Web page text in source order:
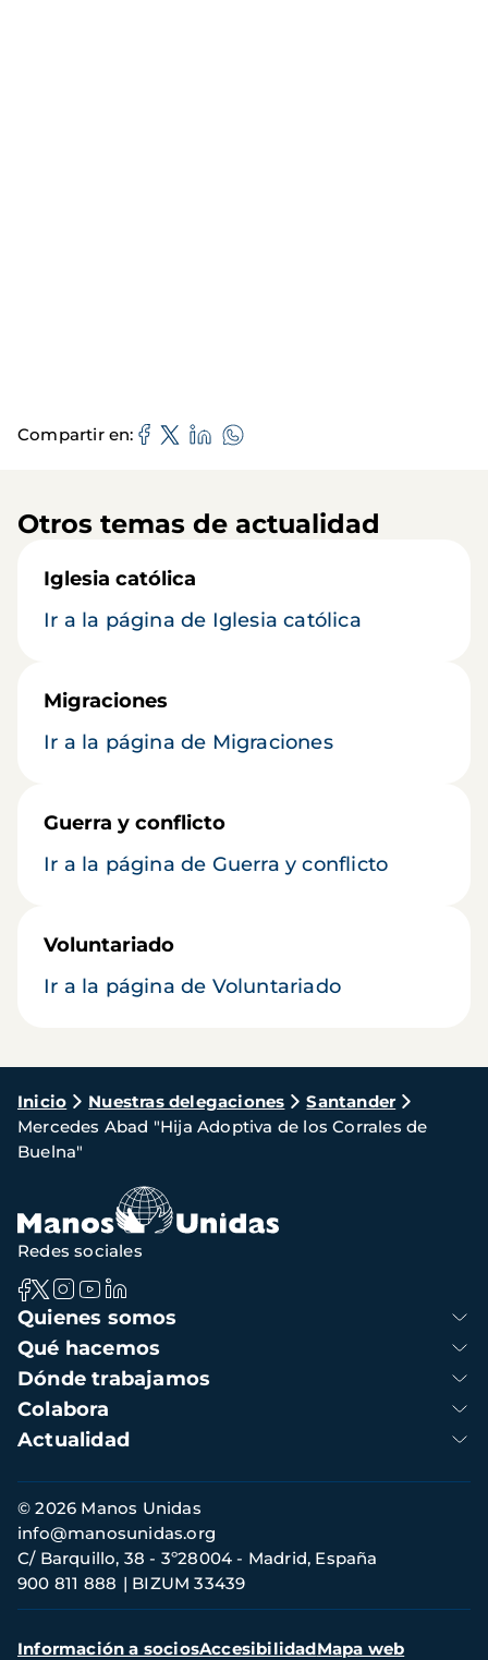
Compartir en
Otros temas de actualidad
Iglesia católica
Ir a la página de Iglesia católica
Migraciones
Ir a la página de Migraciones
Guerra y conflicto
Ir a la página de Guerra y conflicto
Voluntariado
Ir a la página de Voluntariado
Ruta
de
navegación
Inicio Nuestras delegaciones
Santander
Mercedes Abad "Hija Adoptiva de los Corrales de
Buelna"
Navegación
principal
Quienes somos
Qué hacemos
Dónde trabajamos
Colabora
Actualidad
Redes sociales
Información
de
contacto
© 2026 Manos Unidas
C/ Barquillo, 38 - 3º28004 - Madrid, España
900 811 888
BIZUM 33439
info@manosunidas.org
Menú
Información a sociosAccesibilidadMapa web